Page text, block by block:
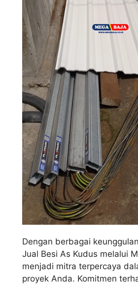
Dengan berbagai
Jual Besi As Kudus melalui
menjadi mitra terpercaya
proyek Anda. Komitmen